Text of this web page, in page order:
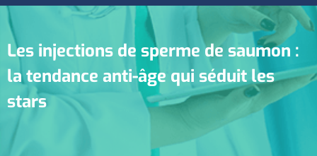
Les injections de sperme de saumon :
la tendance anti-âge qui séduit les
stars